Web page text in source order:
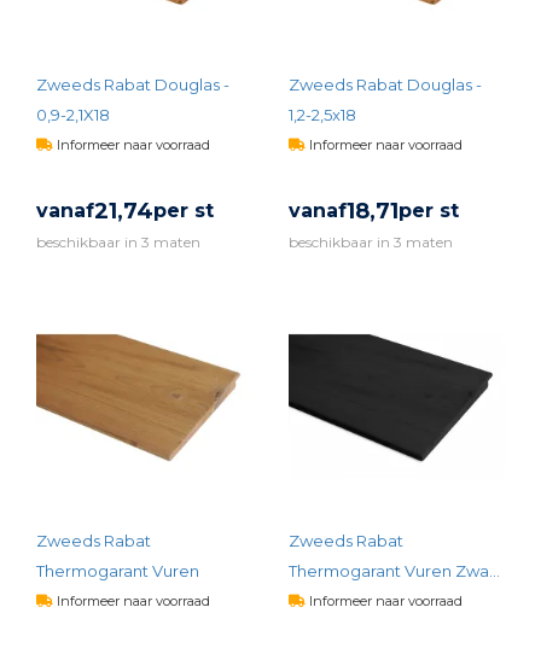
Zweeds Rabat Douglas -
0,9-2,1X18
Informeer naar voorraad
vanaf21,74per st
beschikbaar in 3 maten
Zweeds Rabat Douglas -
1,2-2,5x18
Informeer naar voorraad
vanaf18,71per st
beschikbaar in 3 maten
Zweeds Rabat
Thermogarant Vuren
Informeer naar voorraad
Zweeds Rabat
Thermogarant Vuren Zwart
- 0,9-2x17,4
Informeer naar voorraad